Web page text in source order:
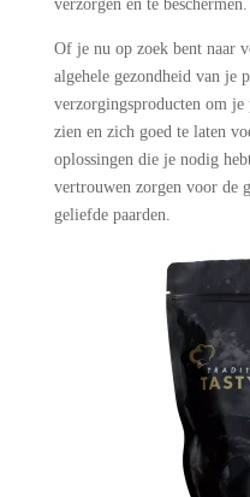
verzorgen en te beschermen.
Of je nu op zoek bent naar
algehele gezondheid van je
verzorgingsproducten om
zien en zich goed te laten
oplossingen die je nodig
vertrouwen zorgen voor de
geliefde paarden.